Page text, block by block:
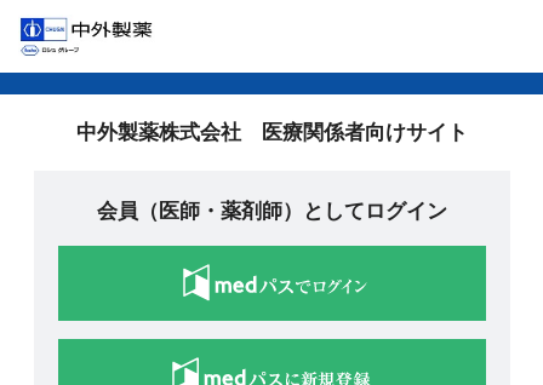
中外製薬株式会社 医療関係者向けサイト
会員（医師・薬剤師）としてログイン